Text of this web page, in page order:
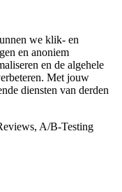
we klik- en
en anoniem
en de algehele
Met jouw
diensten van derden
A/B-Testing